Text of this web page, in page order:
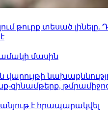
թուրք տեսած լինելը.
մասին
վարույթի
զինամթերք,
է հրապարակվել